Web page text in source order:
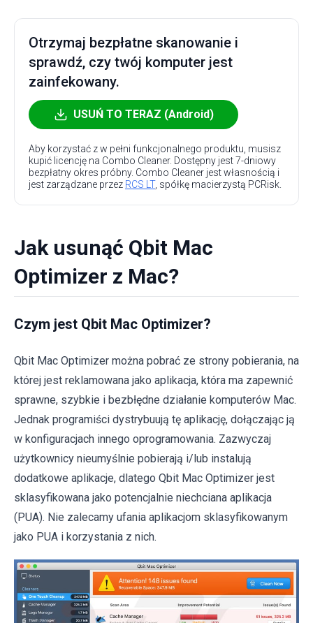
Otrzymaj bezpłatne skanowanie i
sprawdź, czy twój komputer jest
zainfekowany.
USUŃ TO TERAZ (Android)
Aby korzystać z w pełni funkcjonalnego produktu, musisz
kupić licencję na Combo Cleaner. Dostępny jest 7-dniowy
bezpłatny okres próbny. Combo Cleaner jest własnością i
jest zarządzane przez RCS LT, spółkę macierzystą PCRisk.
Jak usunąć Qbit Mac
Optimizer z Mac?
Czym jest Qbit Mac Optimizer?
Qbit Mac Optimizer można pobrać ze strony pobierania, na
której jest reklamowana jako aplikacja, która ma zapewnić
sprawne, szybkie i bezbłędne działanie komputerów Mac.
Jednak programiści dystrybuują tę aplikację, dołączając ją
w konfiguracjach innego oprogramowania. Zazwyczaj
użytkownicy nieumyślnie pobierają i/lub instalują
dodatkowe aplikacje, dlatego Qbit Mac Optimizer jest
sklasyfikowana jako potencjalnie niechciana aplikacja
(PUA). Nie zalecamy ufania aplikacjom sklasyfikowanym
jako PUA i korzystania z nich.